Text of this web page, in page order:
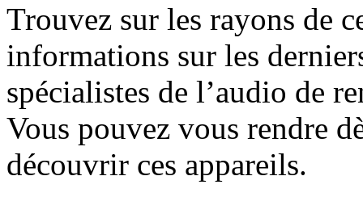
Trouvez sur les rayons de
informations sur les
spécialistes de l’audio de
Vous pouvez vous rendre
découvrir ces appareils.